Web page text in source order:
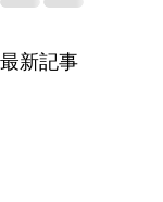
最新記事